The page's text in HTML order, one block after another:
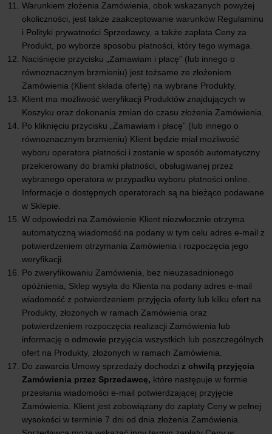
Warunkiem złożenia Zamówienia, obok wskazanych powyżej
okoliczności, jest także zaakceptowanie warunków Regulaminu
i Polityki prywatności Sprzedawcy, a także zapłata Ceny za
Produkt, po wyborze sposobu płatności, który tego wymaga.
Naciśnięcie przycisku „Zamawiam i płacę” (lub innego o
równoznacznym brzmieniu) jest tożsame ze złożeniem
Zamówienia (Klient składa ofertę) na wybrane Produkty.
Klient ma możliwość weryfikacji Produktów znajdujących w
Koszyku oraz dokonania zmian do czasu złożenia Zamówienia.
Po kliknięciu przycisku „Zamawiam i płacę” (lub innego o
równoznacznym brzmieniu) Klient będzie miał możliwość
wyboru operatora płatności i zostanie w sposób automatyczny
przekierowany do bramki płatności, obsługiwanej przez
wybranego operatora w przypadku wyboru płatności online.
Informacje o dostępnych operatorach są na bieżąco podawane
w Sklepie.
W odpowiedzi na Zamówienie Klient niezwłocznie otrzyma
automatyczną wiadomość na podany w tym celu adres e-mail z
potwierdzeniem otrzymania Zamówienia i rozpoczęcia jego
weryfikacji.
Po zweryfikowaniu Zamówienia, bez nieuzasadnionego
opóźnienia, Sklep wysyła do Klienta na podany adres e-mail
wiadomość z potwierdzeniem przyjęcia oferty lub kilku ofert na
Produkty, złożonych w ramach Zamówienia oraz
potwierdzeniem rozpoczęcia realizacji Zamówienia lub
informację o odmowie przyjęcia wszystkich lub poszczególnych
ofert na Produkty, złożonych w ramach Zamówienia.
Do zawarcia Umowy sprzedaży dochodzi z chwilą przyjęcia
Zamówienia przez Sprzedawcę, które następuje w formie
przesłania wiadomości e-mail potwierdzającej przyjęcie
Zamówienia. Klient jest zobowiązany do zapłaty Ceny w pełnej
wysokości w terminie 7 dni od dnia złożenia Zamówienia.